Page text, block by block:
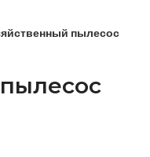
пылесос